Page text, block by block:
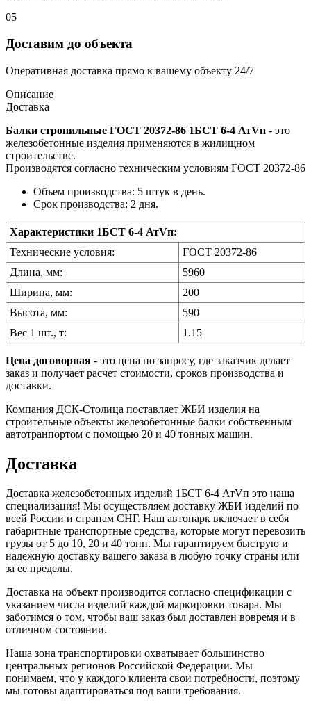
05
Доставим до объекта
Оперативная доставка прямо к вашему объекту 24/7
Описание
Доставка
Балки стропильные ГОСТ 20372-86 1БСТ 6-4 АтVп - это
железобетонные изделия применяются в жилищном
строительстве.
Производятся согласно техническим условиям ГОСТ 20372-86
Объем производства: 5 штук в день.
Срок производства: 2 дня.
Характеристики 1БСТ 6-4 АтVп:
Технические условия:
ГОСТ 20372-86
Длина, мм:
5960
Ширина, мм:
200
Высота, мм:
590
Вес 1 шт., т:
1.15
Цена договорная - это цена по запросу, где заказчик делает
заказ и получает расчет стоимости, сроков производства и
доставки.
Компания ДСК-Столица поставляет ЖБИ изделия на
строительные объекты железобетонные балки собственным
автотранпортом с помощью 20 и 40 тонных машин.
Доставка
Доставка железобетонных изделий 1БСТ 6-4 АтVп это наша
специализация! Мы осуществляем доставку ЖБИ изделий по
всей России и странам СНГ. Наш автопарк включает в себя
габаритные транспортные средства, которые могут перевозить
грузы от 5 до 10, 20 и 40 тонн. Мы гарантируем быструю и
надежную доставку вашего заказа в любую точку страны или
за ее пределы.
Доставка на объект производится согласно спецификации с
указанием числа изделий каждой маркировки товара. Мы
заботимся о том, чтобы ваш заказ был доставлен вовремя и в
отличном состоянии.
Наша зона транспортировки охватывает большинство
центральных регионов Российской Федерации. Мы
понимаем, что у каждого клиента свои потребности, поэтому
мы готовы адаптироваться под ваши требования.